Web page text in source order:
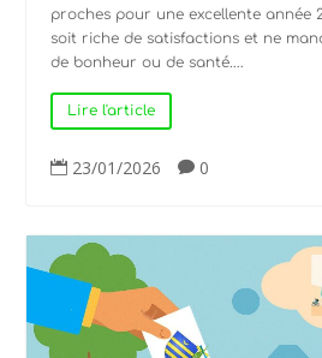
proches pour une excellente année
soit riche de satisfactions et ne
de bonheur ou de santé....
Lire l'article
 23/01/2026  0